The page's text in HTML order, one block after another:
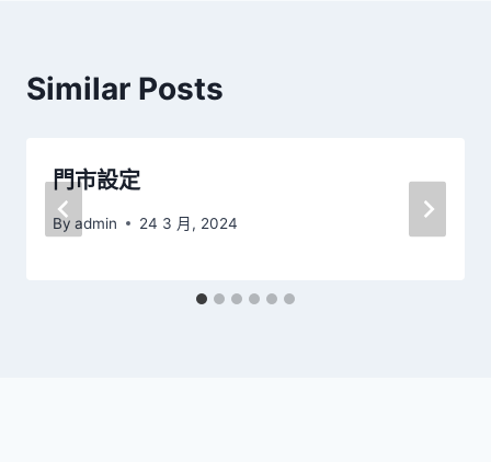
Similar Posts
門市設定
By admin 24 3 月, 2024